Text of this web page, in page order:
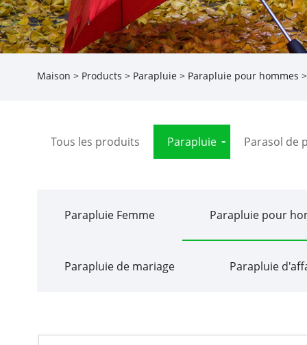
Maison > Products > Parapluie> Parapluie pour hommes
Tous les produits Parapluie Parasol de
Parapluie Femme Parapluie pour
Parapluie de mariage Parapluie